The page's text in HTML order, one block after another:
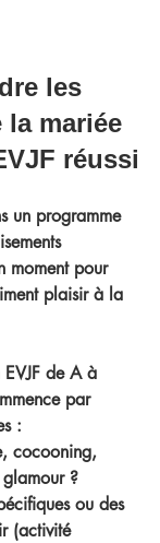
les
la mariée
réussi
un programme
moment pour
plaisir à la
de A à
par
:
cocooning,
?
ou des
(activité